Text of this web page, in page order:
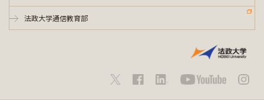
法政大学通信教育部